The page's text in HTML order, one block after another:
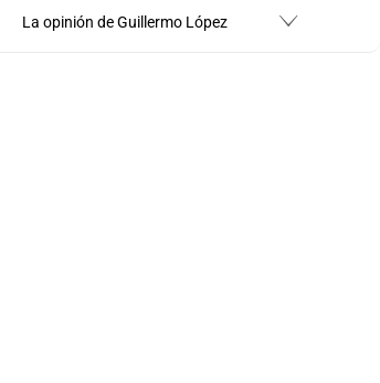
La opinión de Guillermo López